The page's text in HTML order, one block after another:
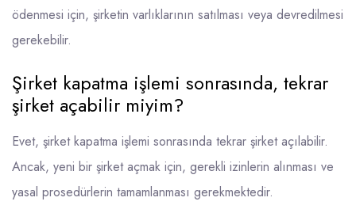
ödenmesi için, şirketin varlıklarının satılması veya devredilmesi
gerekebilir.
Şirket kapatma işlemi sonrasında, tekrar
şirket açabilir miyim?
Evet, şirket kapatma işlemi sonrasında tekrar şirket açılabilir.
Ancak, yeni bir şirket açmak için, gerekli izinlerin alınması ve
yasal prosedürlerin tamamlanması gerekmektedir.